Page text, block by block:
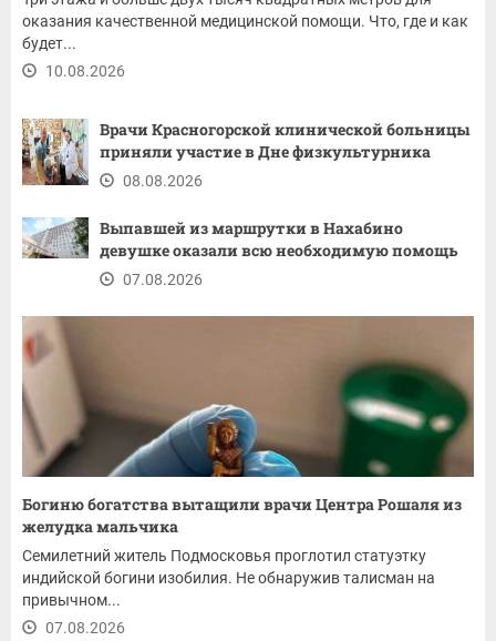
оказания качественной медицинской помощи. Что, где и как
будет...
10.08.2026
Врачи Красногорской клинической больницы
приняли участие в Дне физкультурника
08.08.2026
Выпавшей из маршрутки в Нахабино
девушке оказали всю необходимую помощь
07.08.2026
Богиню богатства вытащили врачи Центра Рошаля из
желудка мальчика
Семилетний житель Подмосковья проглотил статуэтку
индийской богини изобилия. Не обнаружив талисман на
привычном...
07.08.2026